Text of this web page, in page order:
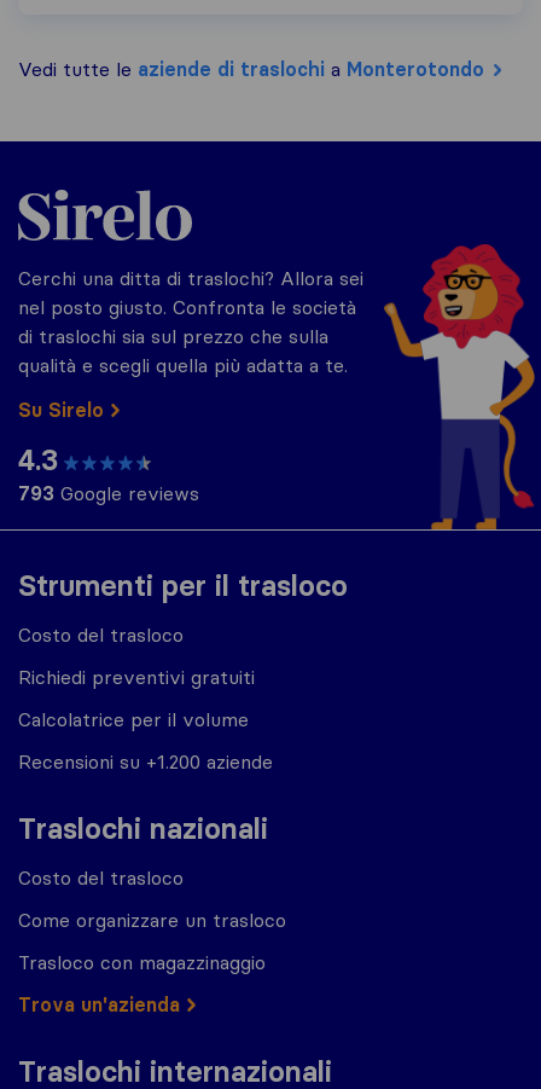
Vedi tutte le aziende di traslochi a Monterotondo
Strumenti per il trasloco
Costo del trasloco
Richiedi preventivi gratuiti
Calcolatrice per il volume
Recensioni su +1.200 aziende
Traslochi nazionali
Costo del trasloco
Come organizzare un trasloco
Trasloco con magazzinaggio
Trova un'azienda
Traslochi internazionali
Sirelo.it
Cerchi una ditta di traslochi? Allora sei
nel posto giusto. Confronta le società
di traslochi sia sul prezzo che sulla
qualità e scegli quella più adatta a te.
Su Sirelo
4.3
793 Google reviews